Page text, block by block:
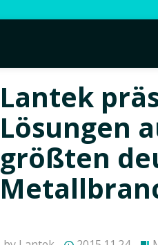
Lantek
Lösungen
größten